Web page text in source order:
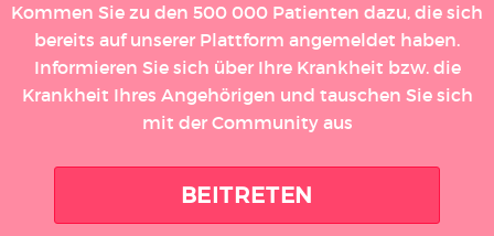
Kommen Sie zu den 500 000 Patienten dazu, die sich
bereits auf unserer Plattform angemeldet haben.
Informieren Sie sich über Ihre Krankheit bzw. die
Krankheit Ihres Angehörigen und tauschen Sie sich
mit der Community aus
BEITRETEN